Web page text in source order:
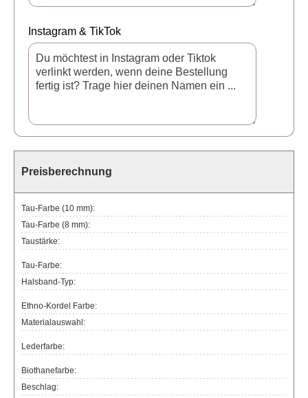
Instagram & TikTok
Preisberechnung
Tau-Farbe (10 mm):
Tau-Farbe (8 mm):
Taustärke:
Tau-Farbe:
Halsband-Typ:
Ethno-Kordel Farbe:
Materialauswahl:
Lederfarbe:
Biothanefarbe:
Beschlag: